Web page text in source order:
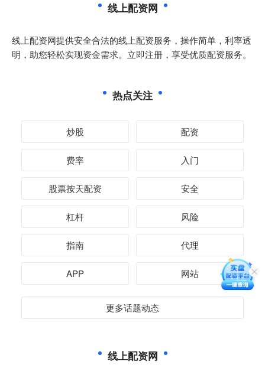
线上配资网
线上配资网提供安全合法的线上配资服务，操作简单，利率透
明，助您轻松实现资金需求。立即注册，享受优质配资服务。
热点关注
炒股 配资
费率 入门
股票按天配资 安全
杠杆 风险
指南 代理
APP 网站
更多话题动态
线上配资网